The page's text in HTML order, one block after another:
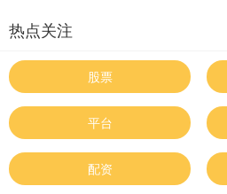
热点关注
股票
平台
配资